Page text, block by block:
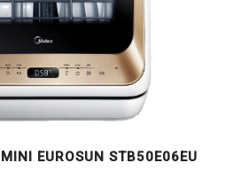
EUROSUN STB50E06EU